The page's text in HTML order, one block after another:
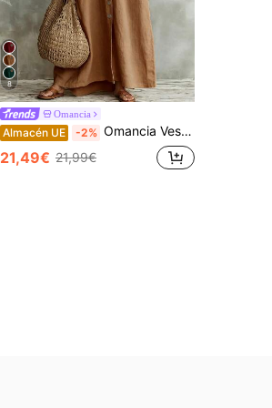
8
Omancia
Almacén UE -2% Omancia Vestido casual de verano para mujer de unicolor para vacaciones
21,49€ 21,99€